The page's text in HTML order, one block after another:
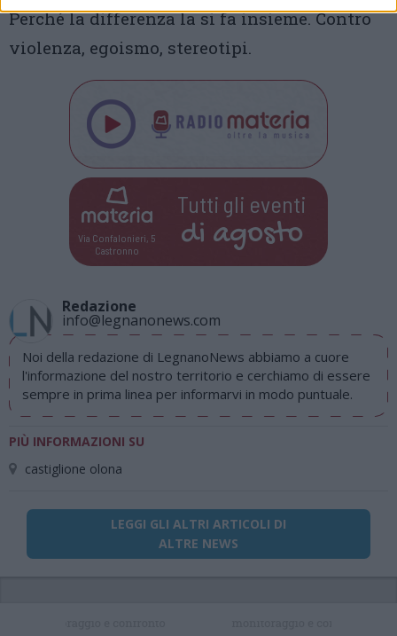
Perché la differenza la si fa insieme. Contro
violenza, egoismo, stereotipi.
Via Confalonieri, 5
Castronno
Tutti gli eventi
di agosto
Redazione
info@legnanonews.com
Noi della redazione di LegnanoNews abbiamo a cuore
l'informazione del nostro territorio e cerchiamo di essere
sempre in prima linea per informarvi in modo puntuale.
PIÙ INFORMAZIONI SU
castiglione olona
LEGGI GLI ALTRI ARTICOLI DI
ALTRE NEWS